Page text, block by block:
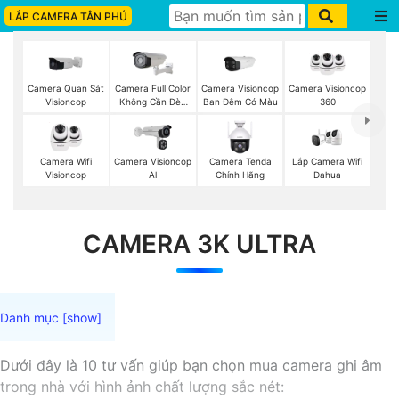
LẮP CAMERA TÂN PHÚ
Camera Quan Sát
Visioncop
Camera Full Color
Không Cần Đèn
Camera Visioncop
Ban Đêm Có Màu
Camera Visioncop
360
Camera Wifi
Visioncop
Camera Visioncop
Al
Camera Tenda
Chính Hãng
Lắp Camera Wifi
Dahua
CAMERA 3K ULTRA
Dưới đây là 10 tư vấn giúp bạn chọn mua camera ghi âm
trong nhà với hình ảnh chất lượng sắc nét: